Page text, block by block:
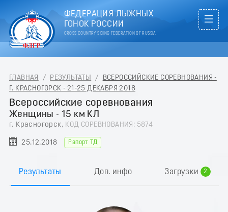
ФЕДЕРАЦИЯ ЛЫЖНЫХ
ГОНОК РОССИИ
CROSS COUNTRY SKIING FEDERATION OF RUSSIA
ГЛАВНАЯ / РЕЗУЛЬТАТЫ /
ВСЕРОССИЙСКИЕ СОРЕВНОВАНИЯ -
Г. КРАСНОГОРСК - 21-25 ДЕКАБРЯ 2018
Всероссийские соревнования
Женщины - 15 км КЛ
г. Красногорск, КОД СОРЕВНОВАНИЯ: 5874
25.12.2018 Рапорт ТД
Результаты Доп. инфо Загрузки
2